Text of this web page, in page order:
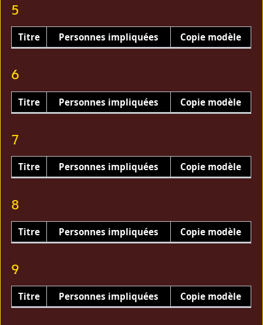
5
Titre Personnes impliquées Copie modèle
6
Titre Personnes impliquées Copie modèle
7
Titre Personnes impliquées Copie modèle
8
Titre Personnes impliquées Copie modèle
9
Titre Personnes impliquées Copie modèle